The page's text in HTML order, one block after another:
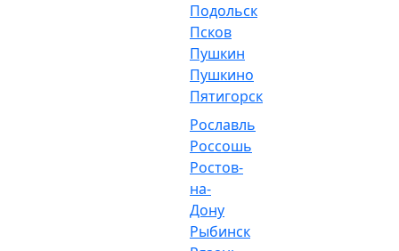
Подольск
Псков
Пушкин
Пушкино
Пятигорск
Рославль
Россошь
Ростов-
на-
Дону
Рыбинск